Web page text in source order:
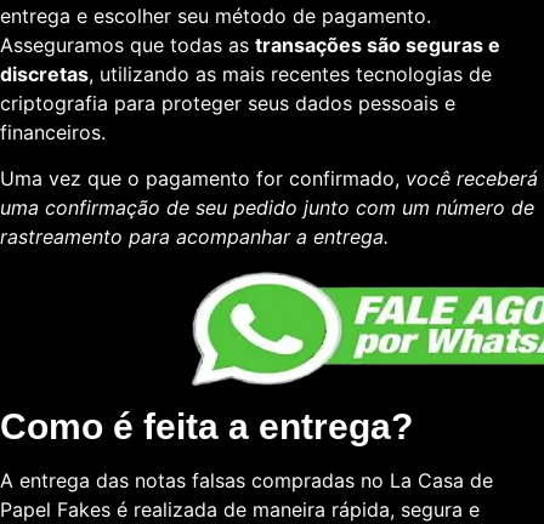
entrega e escolher seu método de pagamento.
Asseguramos que todas as transações são seguras e
discretas, utilizando as mais recentes tecnologias de
criptografia para proteger seus dados pessoais e
financeiros.
Uma vez que o pagamento for confirmado, você receberá
uma confirmação de seu pedido junto com um número de
rastreamento para acompanhar a entrega.
Como é feita a entrega?
A entrega das notas falsas compradas no La Casa de
Papel Fakes é realizada de maneira rápida, segura e